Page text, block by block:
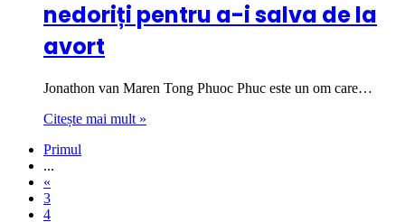
nedoriți pentru a-i salva de la
avort
Jonathon van Maren Tong Phuoc Phuc este un om care…
Citește mai mult »
Primul
...
«
3
4